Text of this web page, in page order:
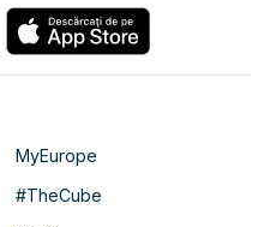
MyEurope
#TheCube